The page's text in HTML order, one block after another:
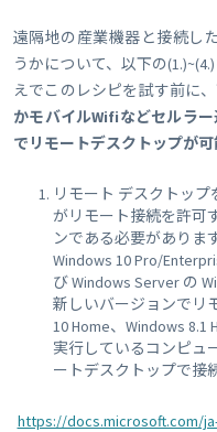
遠隔地の産業機器と接続し
うかについて、以下の
えでこのレシピを試す前に、
かモバイルWifiなどセルラ
でリモートデスクトップが
リモート デスクトップ
がリモート接続を許可
ンである必要があります
Windows 10 Pro/
び Windows Server の
新しいバージョンでリ
10 Home、Windows
実行しているコンピュ
ートデスクトップで接
https://docs.microsoft.com/